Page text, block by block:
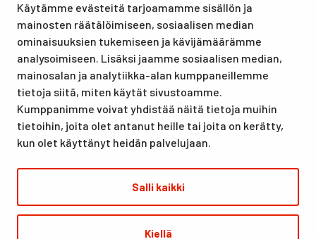
Käytämme evästeitä tarjoamamme sisällön ja
mainosten räätälöimiseen, sosiaalisen median
ominaisuuksien tukemiseen ja kävijämäärämme
analysoimiseen. Lisäksi jaamme sosiaalisen median,
mainosalan ja analytiikka-alan kumppaneillemme
tietoja siitä, miten käytät sivustoamme.
Kumppanimme voivat yhdistää näitä tietoja muihin
tietoihin, joita olet antanut heille tai joita on kerätty,
kun olet käyttänyt heidän palvelujaan.
Salli kaikki
Kiellä
koulutus- ja vapaa-ajan keskus, joka tarjoaa puitteet niin
lomille, harrastuksille kuin kansainvälisen tason
urheilutapahtumillekin. Santasport on myös virallinen
olympiavalmennuskeskus lumi- ja jääurheilulajeissa sekä
taitovalmennuksessa.